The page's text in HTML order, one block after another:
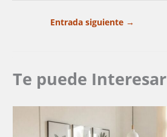
Entrada siguiente →
Te puede Interesar